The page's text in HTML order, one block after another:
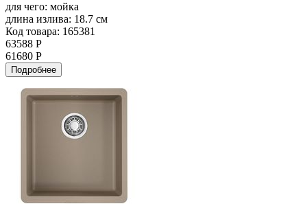
для чего: мойка
длина излива: 18.7 см
Код товара: 165381
63588 Р
61680 Р
Подробнее